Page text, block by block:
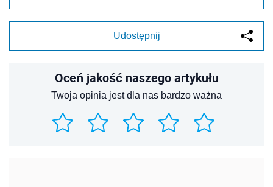
Udostępnij
Oceń jakość naszego artykułu
Twoja opinia jest dla nas bardzo ważna